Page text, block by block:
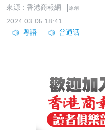
來源：香港商報網 原創
2024-03-05 18:41